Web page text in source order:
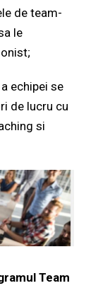
de team-
le
echipei se
de lucru cu
si
Team